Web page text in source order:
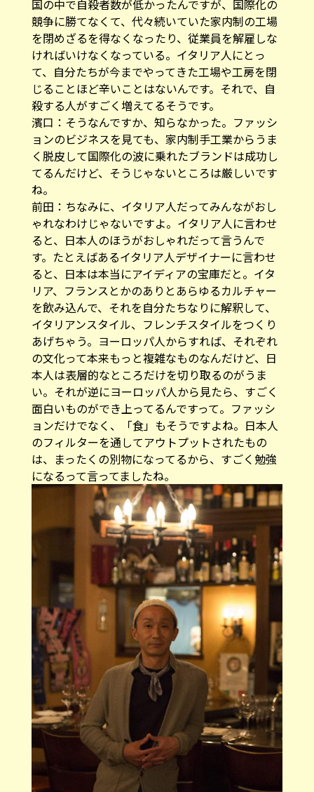
国の中で自殺者数が低かったんですが、国際化の
競争に勝てなくて、代々続いていた家内制の工場
を閉めざるを得なくなったり、従業員を解雇しな
ければいけなくなっている。イタリア人にとっ
て、自分たちが今までやってきた工場や工房を閉
じることほど辛いことはないんです。それで、自
殺する人がすごく増えてるそうです。
濱口：そうなんですか、知らなかった。ファッシ
ョンのビジネスを見ても、家内制手工業からうま
く脱皮して国際化の波に乗れたブランドは成功し
てるんだけど、そうじゃないところは厳しいです
ね。
前田：ちなみに、イタリア人だってみんながおし
ゃれなわけじゃないですよ。イタリア人に言わせ
ると、日本人のほうがおしゃれだって言うんで
す。たとえばあるイタリア人デザイナーに言わせ
ると、日本は本当にアイディアの宝庫だと。イタ
リア、フランスとかのありとあらゆるカルチャー
を飲み込んで、それを自分たちなりに解釈して、
イタリアンスタイル、フレンチスタイルをつくり
あげちゃう。ヨーロッパ人からすれば、それぞれ
の文化って本来もっと複雑なものなんだけど、日
本人は表層的なところだけを切り取るのがうま
い。それが逆にヨーロッパ人から見たら、すごく
面白いものができ上ってるんですって。ファッシ
ョンだけでなく、「食」もそうですよね。日本人
のフィルターを通してアウトプットされたもの
は、まったくの別物になってるから、すごく勉強
になるって言ってましたね。